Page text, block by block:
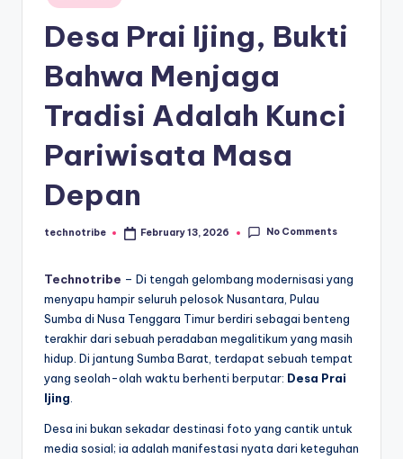
m
In
A
ekonomi
Indonesia
secara
cepat,
akurat,
dan
terpercaya.
in
Desa Prai Ijing, Bukti
Bahwa Menjaga
Tradisi Adalah Kunci
Pariwisata Masa
Depan
Posted
technotribe February 13, 2026 No Comments
Technotribe – Di tengah gelombang modernisasi yang
menyapu hampir seluruh pelosok Nusantara, Pulau
Sumba di Nusa Tenggara Timur berdiri sebagai benteng
terakhir dari sebuah peradaban megalitikum yang masih
hidup. Di jantung Sumba Barat, terdapat sebuah tempat
yang seolah-olah waktu berhenti berputar: Desa Prai
Ijing
Desa ini bukan sekadar destinasi foto yang cantik untuk
media sosial; ia adalah manifestasi nyata dari keteguhan